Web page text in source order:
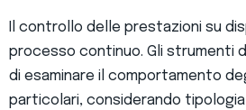
Il controllo delle prestazioni su
processo continuo. Gli strumenti
di esaminare il comportamento
particolari, considerando